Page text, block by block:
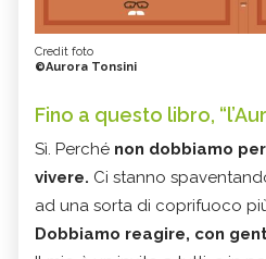
Credit foto
©Aurora Tonsini
Fino a questo libro,
Sì. Perché non dobbiamo
vivere. Ci stanno
ad una sorta di coprifuoco
Dobbiamo reagire, con